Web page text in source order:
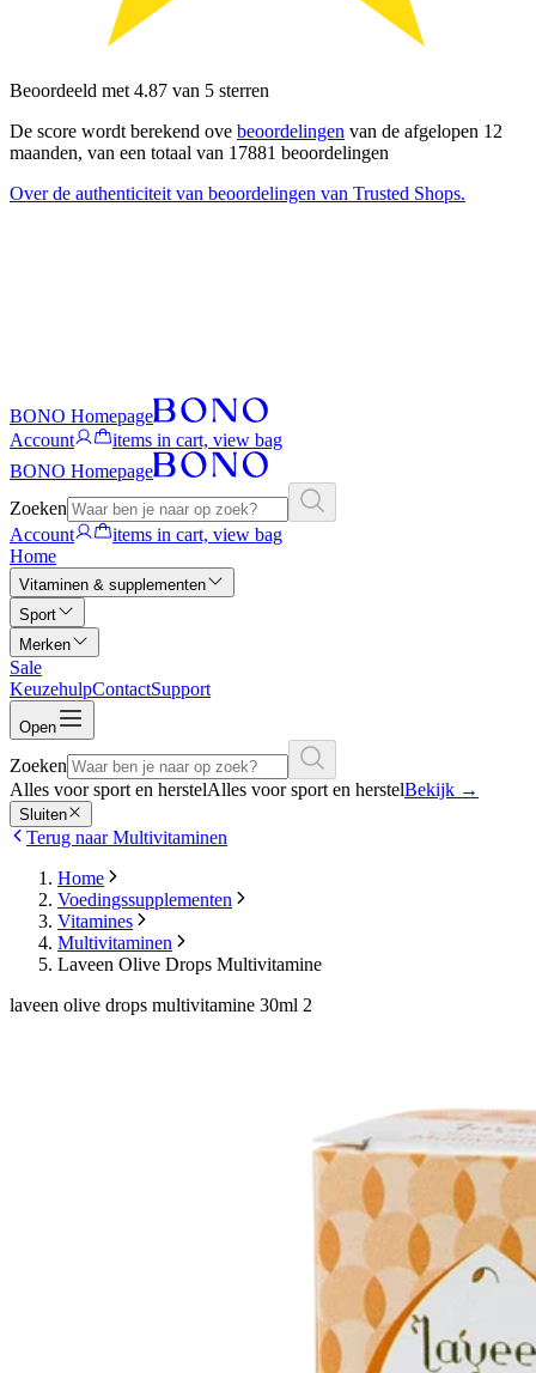
Beoordeeld met 4.87 van 5 sterren
De score wordt berekend ove beoordelingen van de afgelopen 12
maanden, van een totaal van 17881 beoordelingen
Over de authenticiteit van beoordelingen van Trusted Shops.
BONO Homepage
Account
items in cart, view bag
BONO Homepage
Zoeken
Account
items in cart, view bag
Home
Vitaminen & supplementen
Sport
Merken
Sale
KeuzehulpContactSupport
Open
Zoeken
Alles voor sport en herstelAlles voor sport en herstelBekijk →
Sluiten
Terug naar Multivitaminen
Home
Voedingssupplementen
Vitamines
Multivitaminen
Laveen Olive Drops Multivitamine
laveen olive drops multivitamine 30ml 2